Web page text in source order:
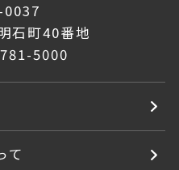
0037
石町40番地
5000
て